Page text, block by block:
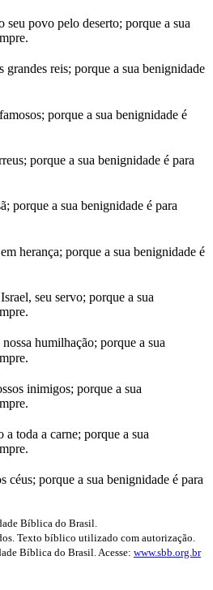
seu povo pelo deserto; porque a sua
grandes reis; porque a sua benignidade
porque a sua benignidade é
porque a sua benignidade é para
porque a sua benignidade é para
herança; porque a sua benignidade é
seu servo; porque a sua
humilhação; porque a sua
inimigos; porque a sua
a toda a carne; porque a sua
céus; porque a sua benignidade é para
Bíblica do Brasil.
Texto bíblico utilizado com autorização.
Bíblica do Brasil. Acesse: www.sbb.org.br